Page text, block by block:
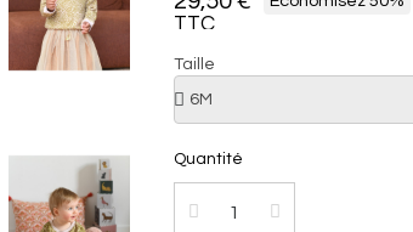
TTC
Taille
Quantité